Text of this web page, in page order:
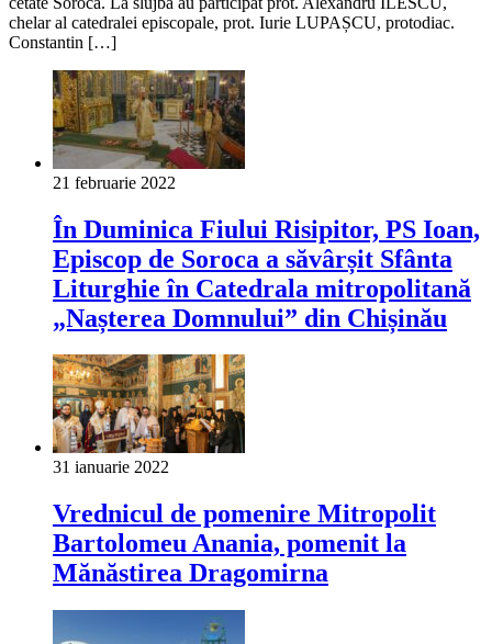
chelar al catedralei episcopale, prot. Iurie LUPAȘCU, protodiac.
Constantin […]
21 februarie 2022
În Duminica Fiului Risipitor, PS Ioan,
Episcop de Soroca a săvârșit Sfânta
Liturghie în Catedrala mitropolitană
„Nașterea Domnului” din Chișinău
31 ianuarie 2022
Vrednicul de pomenire Mitropolit
Bartolomeu Anania, pomenit la
Mănăstirea Dragomirna